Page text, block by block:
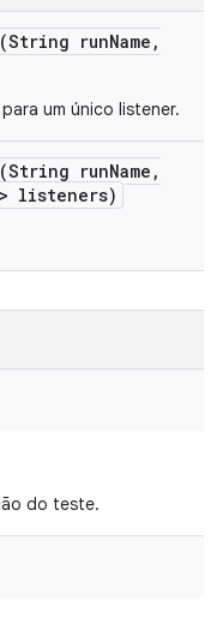
(String runName ,
um único listener.
(String runName ,
> listeners)
do teste.